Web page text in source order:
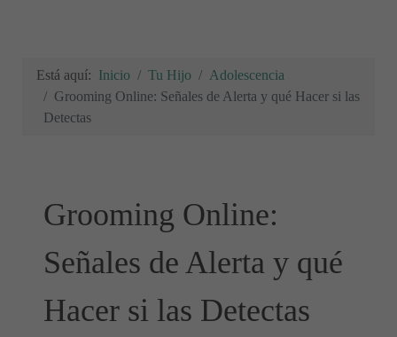
Está aquí: Inicio Tu Hijo
Adolescencia
Grooming Online: Señales de Alerta y qué Hacer si las
Detectas
Grooming Online:
Señales de Alerta y qué
Hacer si las Detectas